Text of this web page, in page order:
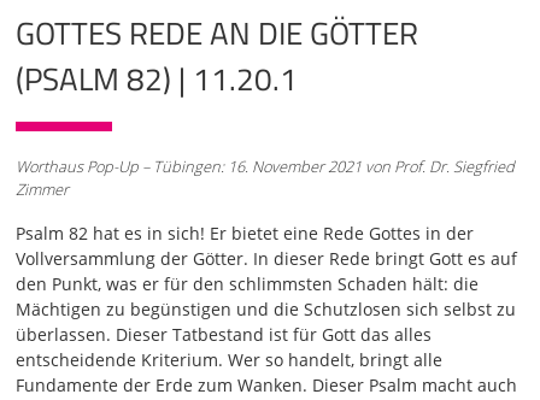
zuteil wird. Befreit die Elenden und Bedürftigen, entreißt
sie der Gewalt der Mächtigen. Aber es fehlt ihnen an
Einsicht und Verständnis. Sie tappen im Dunkeln. Deshalb
geraten alle Fundamente der Erde ins Wanken.
01:43
Ich dachte, Götter seid ihr und Söhne des Höchsten, ihr
alle. Jedoch ihr werdet sterben wie ganz gewöhnliche
Herrscher. Steh auf, Gott, richte die Erde, denn alle Völker
sind dein Eigentum."
02:04
Dankeschön, Martin. Dieser Psalm 82 ist ein besonderer
Psalm. Ja, er ist ein einzigartiger Psalm. Meiner Meinung
nach ist dieser Psalm einer der wichtigsten Bibeltexte
GOTTES REDE AN DIE GÖTTER
(PSALM 82) | 11.20.1
Worthaus Pop-Up – Tübingen: 16. November 2021 von Prof. Dr. Siegfried
Zimmer
Psalm 82 hat es in sich! Er bietet eine Rede Gottes in der
Vollversammlung der Götter. In dieser Rede bringt Gott es auf
den Punkt, was er für den schlimmsten Schaden hält: die
Mächtigen zu begünstigen und die Schutzlosen sich selbst zu
überlassen. Dieser Tatbestand ist für Gott das alles
entscheidende Kriterium. Wer so handelt, bringt alle
Fundamente der Erde zum Wanken. Dieser Psalm macht auch